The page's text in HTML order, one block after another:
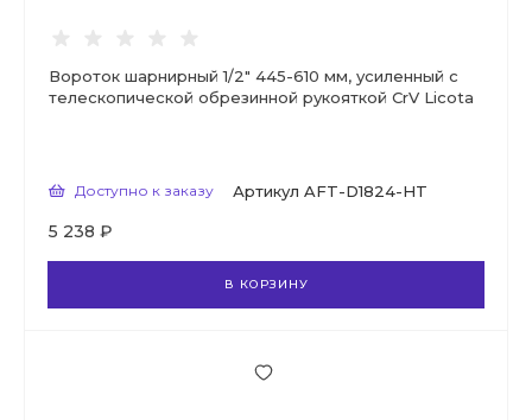
Вороток шарнирный 1/2" 445-610 мм, усиленный с
телескопической обрезинной рукояткой CrV Licota
Доступно к заказу Артикул AFT-D1824-HT
5 238 ₽
В КОРЗИНУ